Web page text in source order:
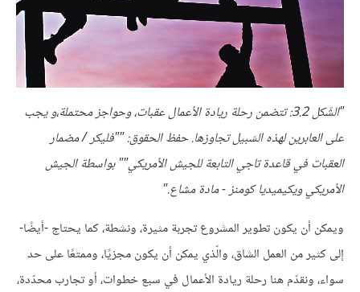
"الشّكل 3.2: تتضمن رحلة ريادة الأعمال عقبات، وحواجز محتملة،و يجب
على العابرين لهذه السّبيل تجاوزها. حفظ الحقوق: ""فليكر / مضمار
العقبات في قاعدة تاجي التابعة للجيش الأمريكي"" بواسطة الجيش
الأمريكي ويكيميديا كومنز - مادة مشاع."
ويمكن أن يكون تطوير المشروع تجربة مثيرة، ونشطة، كما يحتاج -أيضًا-
إلى كثير من العمل الشاق، والّذي يمكن أن يكون مجزيًا، وممتعًا على حد
سواء، ونقدّم هنا رحلة ريادة الأعمال في سبع خطوات، أو تجارب محدّدة،